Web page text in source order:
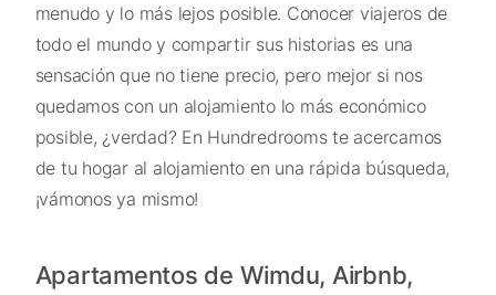
menudo y lo más lejos posible. Conocer viajeros de
todo el mundo y compartir sus historias es una
sensación que no tiene precio, pero mejor si nos
quedamos con un alojamiento lo más económico
posible, ¿verdad? En Hundredrooms te acercamos
de tu hogar al alojamiento en una rápida búsqueda,
¡vámonos ya mismo!
Apartamentos de Wimdu, Airbnb,